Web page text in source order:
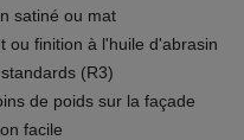
satiné ou mat
ou finition à l'huile d'abrasin
(R3)
de poids sur la façade
facile